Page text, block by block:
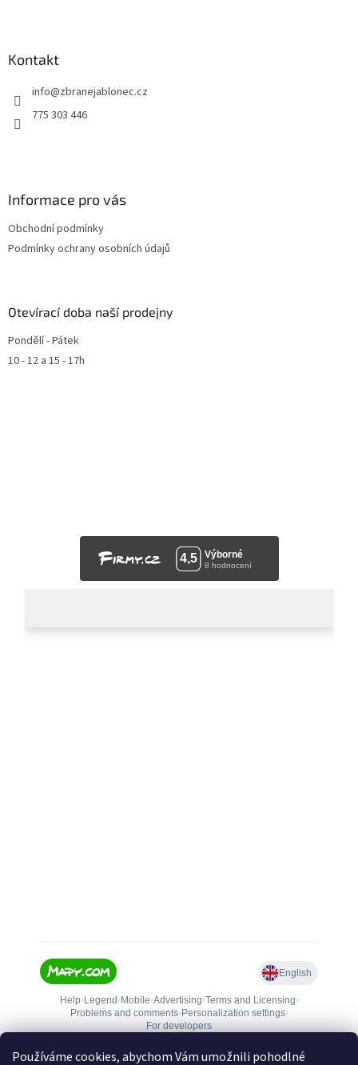
Používáme cookies, abychom Vám umožnili pohodlné
Kontakt
info@zbranejablonec.cz
775 303 446
Informace pro vás
Obchodní podmínky
Podmínky ochrany osobních údajů
Otevírací doba naší prodejny
Pondělí - Pátek
10 - 12 a 15 - 17h